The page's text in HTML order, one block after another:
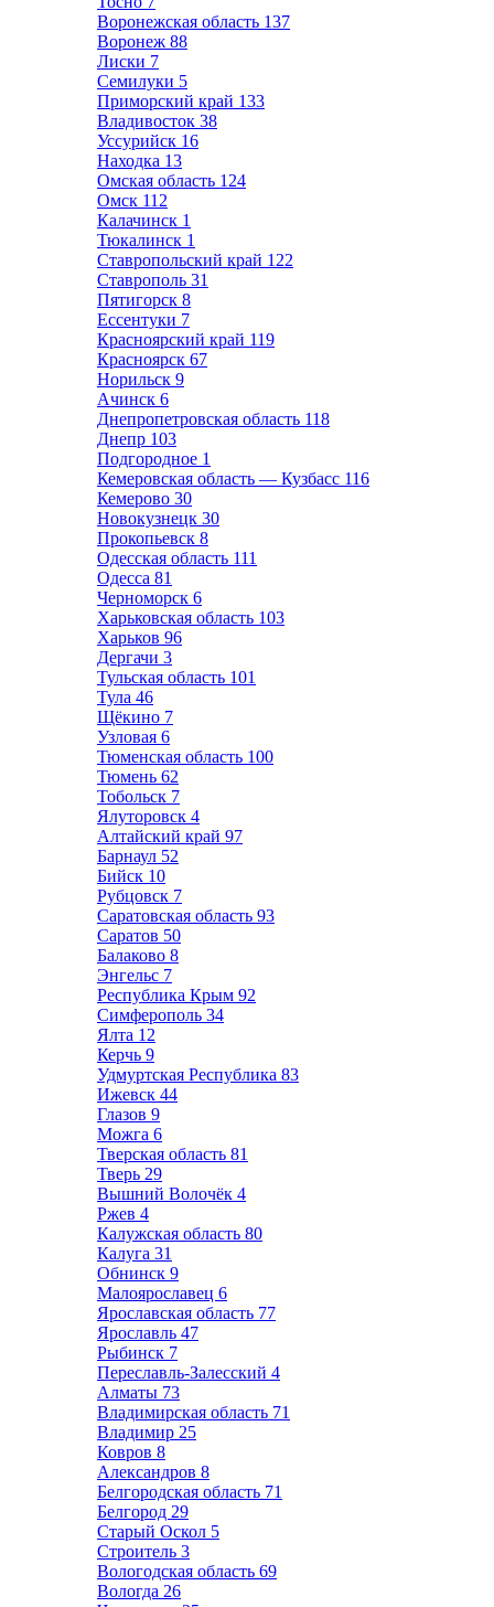
Воронежская область 137
Воронеж 88
Лиски 7
Семилуки 5
Приморский край 133
Владивосток 38
Уссурийск 16
Находка 13
Омская область 124
Омск 112
Калачинск 1
Тюкалинск 1
Ставропольский край 122
Ставрополь 31
Пятигорск 8
Ессентуки 7
Красноярский край 119
Красноярск 67
Норильск 9
Ачинск 6
Днепропетровская область 118
Днепр 103
Подгородное 1
Кемеровская область — Кузбасс 116
Кемерово 30
Новокузнецк 30
Прокопьевск 8
Одесская область 111
Одесса 81
Черноморск 6
Харьковская область 103
Харьков 96
Дергачи 3
Тульская область 101
Тула 46
Щёкино 7
Узловая 6
Тюменская область 100
Тюмень 62
Тобольск 7
Ялуторовск 4
Алтайский край 97
Барнаул 52
Бийск 10
Рубцовск 7
Саратовская область 93
Саратов 50
Балаково 8
Энгельс 7
Республика Крым 92
Симферополь 34
Ялта 12
Керчь 9
Удмуртская Республика 83
Ижевск 44
Глазов 9
Можга 6
Тверская область 81
Тверь 29
Вышний Волочёк 4
Ржев 4
Калужская область 80
Калуга 31
Обнинск 9
Малоярославец 6
Ярославская область 77
Ярославль 47
Рыбинск 7
Переславль-Залесский 4
Алматы 73
Владимирская область 71
Владимир 25
Ковров 8
Александров 8
Белгородская область 71
Белгород 29
Старый Оскол 5
Строитель 3
Вологодская область 69
Вологда 26